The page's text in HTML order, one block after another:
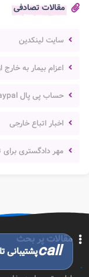
مقالات تصادفی
سایت لینکدین
اعزام بیمار به خارج
حساب پی پال paypal
اخبار اتباع خارجی
مهر دادگستری
مقالات پر بحث
callپشتیبانی